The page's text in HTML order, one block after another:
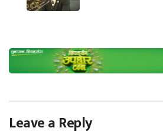
Leave a Reply